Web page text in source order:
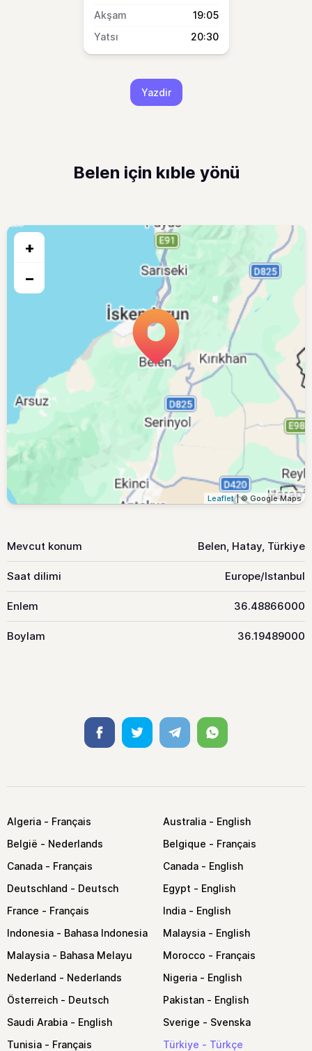
19:05
20:30
Yazdir
Belen için kıble yönü
+
−
Leaflet| © Google Maps
Mevcut konum Belen, Hatay, Türkiye
Saat dilimi Europe/Istanbul
Enlem 36.48866000
Boylam 36.19489000
FacebookTwitter TelegramWhatsapp
Algeria
Australia
België
Belgique
Canada
Canada
Deutschland
Egypt
France
India
Indonesia
Malaysia
Malaysia
Morocco
Nederland
Nigeria
Österreich
Pakistan
Saudi Arabia
Sverige
Tunisia
Türkiye